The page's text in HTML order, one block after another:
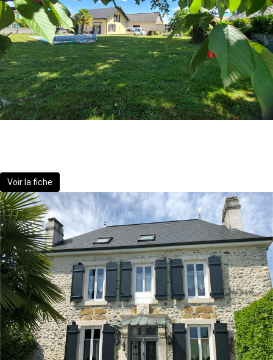
Voir la fiche